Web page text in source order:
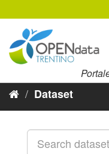
al
contenuto
Dataset